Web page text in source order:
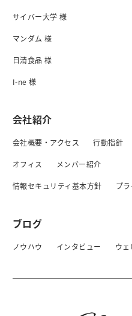
サイバー大学 様
マンダム 様
日清食品 様
I-ne 様
会社紹介
会社概要・アクセス 行動指針
オフィス メンバー紹介
情報セキュリティ基本方針 プ
ブログ
ノウハウ インタビュー ウェ